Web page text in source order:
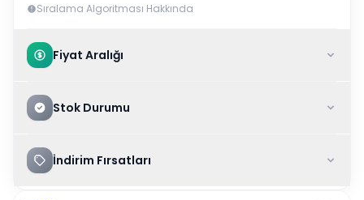
Sıralama Algoritması Hakkında
Fiyat Aralığı
Stok Durumu
İndirim Fırsatları